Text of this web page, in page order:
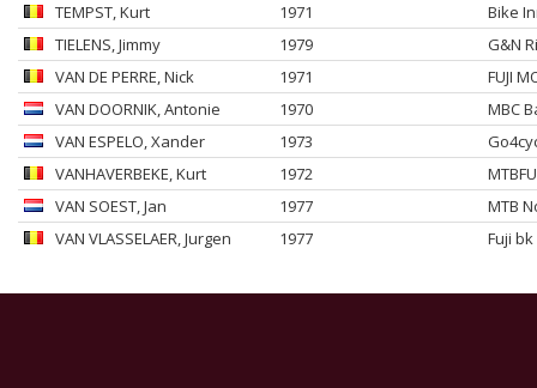
TEMPST, Kurt 1971
Bike
TIELENS, Jimmy 1979
G&N
VAN DE PERRE, Nick 1971
FUJI
VAN DOORNIK, Antonie 1970
MBC
VAN ESPELO, Xander 1973
VANHAVERBEKE, Kurt 1972
VAN SOEST, Jan 1977
MTB
VAN VLASSELAER, Jurgen 1977 Fuji